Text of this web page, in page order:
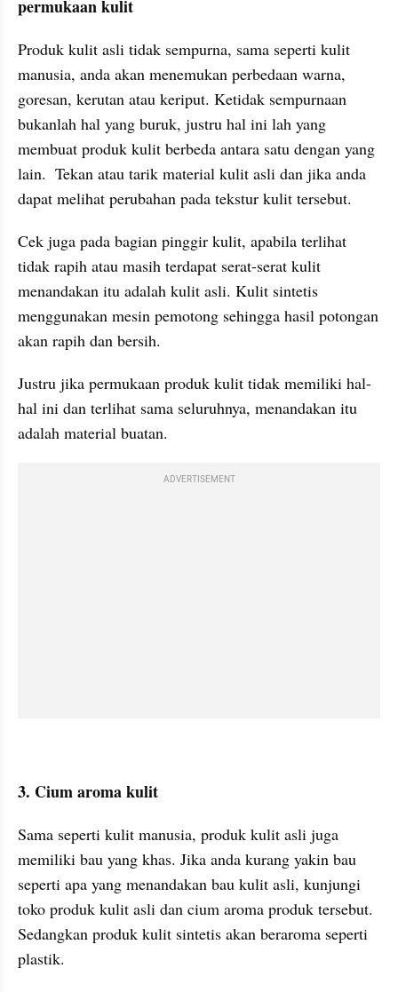
permukaan kulit
Produk kulit asli tidak sempurna, sama seperti kulit
manusia, anda akan menemukan perbedaan warna,
goresan, kerutan atau keriput. Ketidak sempurnaan
bukanlah hal yang buruk, justru hal ini lah yang
membuat produk kulit berbeda antara satu dengan yang
lain.  Tekan atau tarik material kulit asli dan jika anda
dapat melihat perubahan pada tekstur kulit tersebut.
Cek juga pada bagian pinggir kulit, apabila terlihat
tidak rapih atau masih terdapat serat-serat kulit
menandakan itu adalah kulit asli. Kulit sintetis
menggunakan mesin pemotong sehingga hasil potongan
akan rapih dan bersih.
Justru jika permukaan produk kulit tidak memiliki hal-
hal ini dan terlihat sama seluruhnya, menandakan itu
adalah material buatan.
ADVERTISEMENT
3. Cium aroma kulit
Sama seperti kulit manusia, produk kulit asli juga
memiliki bau yang khas. Jika anda kurang yakin bau
seperti apa yang menandakan bau kulit asli, kunjungi
toko produk kulit asli dan cium aroma produk tersebut.
Sedangkan produk kulit sintetis akan beraroma seperti
plastik.